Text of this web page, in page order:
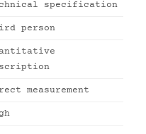
specification
person
measurement